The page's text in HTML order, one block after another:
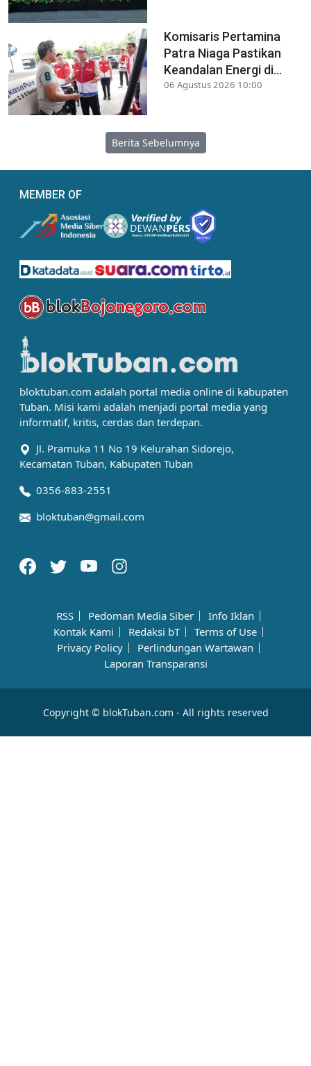
Komisaris Pertamina
Patra Niaga Pastikan
Keandalan Energi di...
06 Agustus 2026 10:00
Berita Sebelumnya
MEMBER OF
bloktuban.com adalah portal media online di kabupaten
Tuban. Misi kami adalah menjadi portal media yang
informatif, kritis, cerdas dan terdepan.
Jl. Pramuka 11 No 19 Kelurahan Sidorejo,
Kecamatan Tuban, Kabupaten Tuban
0356-883-2551
bloktuban@gmail.com
RSS Pedoman Media Siber
Info Iklan
Kontak Kami
Redaksi bT
Terms of Use
Privacy Policy
Perlindungan Wartawan
Laporan Transparansi
Copyright © blokTuban.com - All rights reserved